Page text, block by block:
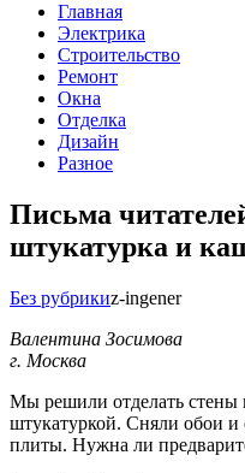
Главная
Электрика
Строительство
Ремонт
Окна
Отделка
Дизайн
Разное
Письма
штукатурка и
Без рубрикиz-ingener
Валентина Зосимова
г. Москва
Мы решили отделать стены
штукатуркой. Сняли обои
плиты. Нужна ли